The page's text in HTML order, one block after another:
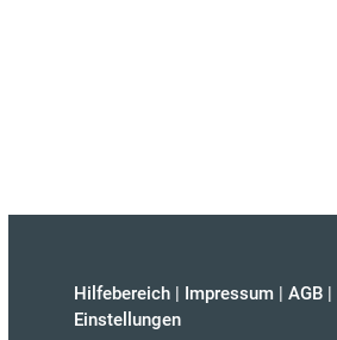
Hilfebereich | Impressum | AGB |
Einstellungen